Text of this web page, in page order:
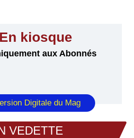
En kiosque
aux Abonnés
Digitale du Mag
VEDETTE